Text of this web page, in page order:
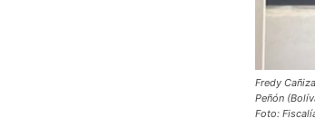
Fredy
Peñón
Foto: